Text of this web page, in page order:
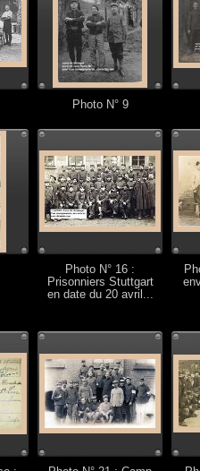
Photo N° 9
Photo N° 16 :
Prisonniers Stuttgart
en date du 20 avril...